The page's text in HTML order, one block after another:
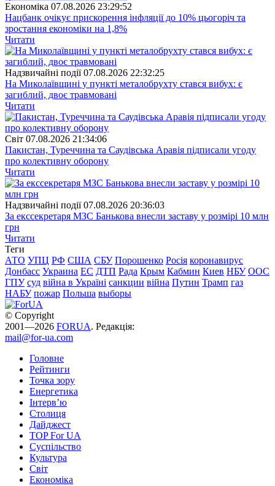
Економіка 07.08.2026 23:29:52
Нацбанк очікує прискорення інфляції до 10% цьогоріч та
зростання економіки на 1,8%
Читати
Надзвичайні події 07.08.2026 22:32:25
На Миколаївщині у пункті металобрухту стався вибух: є
загиблий, двоє травмовані
Читати
Свiт 07.08.2026 21:34:06
Пакистан, Туреччина та Саудівська Аравія підписали угоду
про колективну оборону
Читати
Надзвичайні події 07.08.2026 20:36:03
За екссекретаря МЗС Банькова внесли заставу у розмірі 10 млн
грн
Читати
Теги
АТО УПЦ РФ США СБУ Порошенко Росія коронавирус
Донбасс Украина ЕС ДТП Рада Крым Кабмин Киев НБУ ООС
ГПУ суд війна в Україні санкции війна Путин Трамп газ
НАБУ пожар Польша выборы
© Copyright
2001—2026 FORUA. Редакція:
mail@for-ua.com
Головне
Рейтинги
Точка зору
Енергетика
Інтерв’ю
Столиця
Дайджест
TOP For UA
Суспiльство
Культура
Світ
Економіка